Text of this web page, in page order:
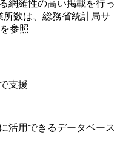
網羅性の高い掲載を行っ
数は、総務省統計局サ
参照
支援
活用できるデータベース